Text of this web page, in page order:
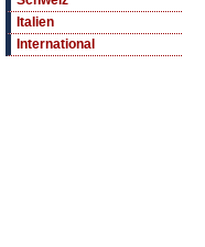
Italien
International